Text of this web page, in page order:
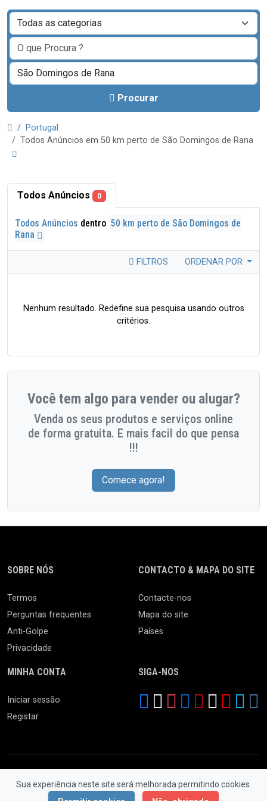
Procurar
Portugal
Todos Anúncios em 50 km perto de São Domingos de Rana
Todos Anúncios 0
Todos Anúncios dentro 50 km perto de São Domingos de
Rana
FILTROS ORDENAR POR
Nenhum resultado. Redefine sua pesquisa usando outros
critérios.
Você tem algo para vender ou alugar?
Venda os seus produtos e serviços online
de forma gratuita. E mais facil do que pensa
!!!
Comece agora!
Sua experiência neste site será melhorada permitindo cookies.
SOBRE NÓS
Termos
Perguntas frequentes
Anti-Golpe
Privacidade
CONTACTO & MAPA DO SITE
Contacte-nos
Mapa do site
Países
MINHA CONTA
Iniciar sessão
Registar
SIGA-NOS
© 2026 Ferro Velho. Todos os Direitos Reservados.